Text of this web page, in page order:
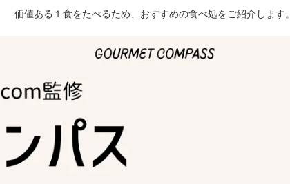
価値ある１食をたべるため、おすすめの食べ処をご紹介します。